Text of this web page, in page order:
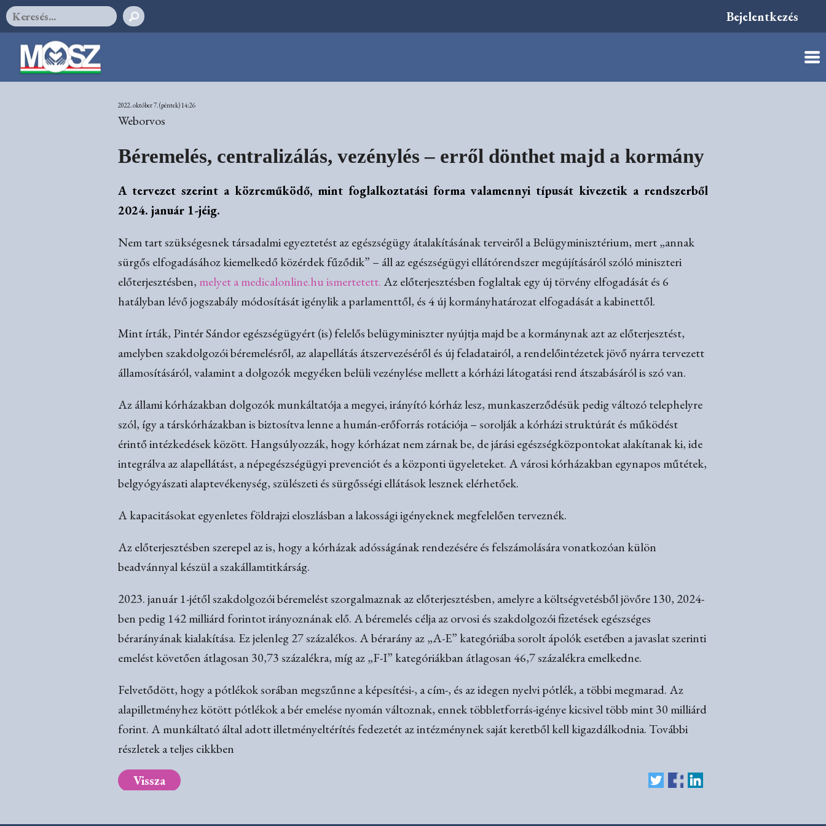
Bejelentkezés
2022. október 7. (péntek) 14:26
Weborvos
Béremelés, centralizálás, vezénylés – erről dönthet majd a kormány
A tervezet szerint a közreműködő, mint foglalkoztatási forma valamennyi típusát kivezetik a rendszerből
2024. január 1-jéig.
Nem tart szükségesnek társadalmi egyeztetést az egészségügy átalakításának terveiről a Belügyminisztérium, mert „annak
sürgős elfogadásához kiemelkedő közérdek fűződik” – áll az egészségügyi ellátórendszer megújításáról szóló miniszteri
előterjesztésben, melyet a medicalonline.hu ismertetett.Az előterjesztésben foglaltak egy új törvény elfogadását és 6
hatályban lévő jogszabály módosítását igénylik a parlamenttől, és 4 új kormányhatározat elfogadását a kabinettől.
Mint írták, Pintér Sándor egészségügyért (is) felelős belügyminiszter nyújtja majd be a kormánynak azt az előterjesztést,
amelyben szakdolgozói béremelésről, az alapellátás átszervezéséről és új feladatairól, a rendelőintézetek jövő nyárra tervezett
államosításáról, valamint a dolgozók megyéken belüli vezénylése mellett a kórházi látogatási rend átszabásáról is szó van.
Az állami kórházakban dolgozók munkáltatója a megyei, irányító kórház lesz, munkaszerződésük pedig változó telephelyre
szól, így a társkórházakban is biztosítva lenne a humán-erőforrás rotációja – sorolják a kórházi struktúrát és működést
érintő intézkedések között. Hangsúlyozzák, hogy kórházat nem zárnak be, de járási egészségközpontokat alakítanak ki, ide
integrálva az alapellátást, a népegészségügyi prevenciót és a központi ügyeleteket. A városi kórházakban egynapos műtétek,
belgyógyászati alaptevékenység, szülészeti és sürgősségi ellátások lesznek elérhetőek.
A kapacitásokat egyenletes földrajzi eloszlásban a lakossági igényeknek megfelelően terveznék.
Az előterjesztésben szerepel az is, hogy a kórházak adósságának rendezésére és felszámolására vonatkozóan külön
beadvánnyal készül a szakállamtitkárság.
2023. január 1-jétől szakdolgozói béremelést szorgalmaznak az előterjesztésben, amelyre a költségvetésből jövőre 130, 2024-
ben pedig 142 milliárd forintot irányoznának elő. A béremelés célja az orvosi és szakdolgozói fizetések egészséges
bérarányának kialakítása. Ez jelenleg 27 százalékos. A bérarány az „A-E” kategóriába sorolt ápolók esetében a javaslat szerinti
emelést követően átlagosan 30,73 százalékra, míg az „F-I” kategóriákban átlagosan 46,7 százalékra emelkedne.
Felvetődött, hogy a pótlékok sorában megszűnne a képesítési-, a cím-, és az idegen nyelvi pótlék, a többi megmarad. Az
alapilletményhez kötött pótlékok a bér emelése nyomán változnak, ennek többletforrás-igénye kicsivel több mint 30 milliárd
forint. A munkáltató által adott illetményeltérítés fedezetét az intézménynek saját keretből kell kigazdálkodnia. További
részletek a teljes cikkben
Vissza